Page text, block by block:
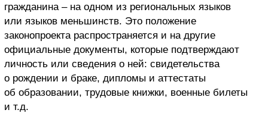
гражданина – на одном из региональных языков
или языков меньшинств. Это положение
законопроекта распространяется и на другие
официальные документы, которые подтверждают
личность или сведения о ней: свидетельства
о рождении и браке, дипломы и аттестаты
об образовании, трудовые книжки, военные билеты
и т.д.